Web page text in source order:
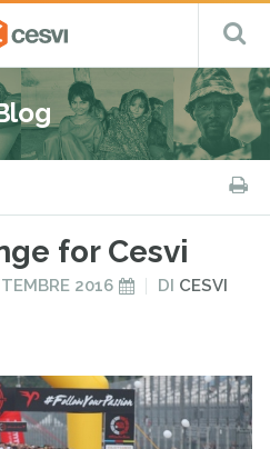
for Cesvi
2016 DI CESVI